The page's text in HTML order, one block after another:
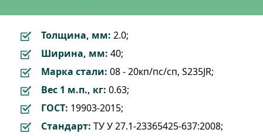
Толщина, мм: 2.0;
Ширина, мм: 40;
Марка стали: 08 - 20кп/пс/сп, S235JR;
Вес 1 м.п., кг: 0.63;
ГОСТ: 19903-2015;
Стандарт: ТУ У 27.1-23365425-637:2008;